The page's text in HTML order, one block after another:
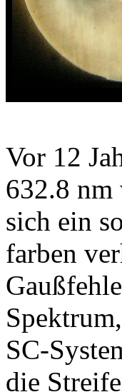
Vor 12
632.8 nm
sich ein
farben
SC-
die